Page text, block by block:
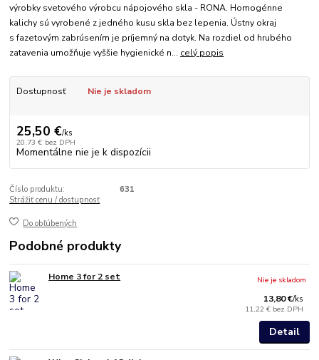
výrobky svetového výrobcu nápojového skla - RONA. Homogénne
kalichy sú vyrobené z jedného kusu skla bez lepenia. Ústny okraj
s fazetovým zabrúsením je príjemný na dotyk. Na rozdiel od hrubého
zatavenia umožňuje vyššie hygienické n... celý popis
Dostupnosť Nie je skladom
25,50 €/ks
20,73 € bez DPH
Momentálne nie je k dispozícii
Číslo produktu:
631
Strážiť cenu / dostupnosť
Do obľúbených
Podobné produkty
Home 3 for 2 set
13,80 €/ks
11,22 € bez DPH
Nie je skladom
Detail